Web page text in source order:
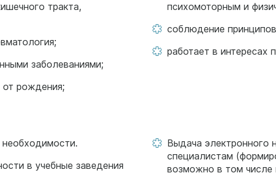
тракта,
заболеваниями;
от рождения;
психомоторным и
соблюдение
работает в
в учебные заведения
Выдача электронного
специалистам
возможно в том